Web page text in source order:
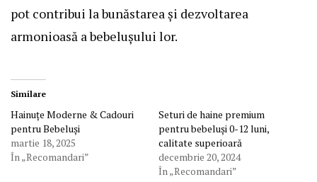
pot contribui la bunăstarea și dezvoltarea
armonioasă a bebelușului lor.
Similare
Hainuțe Moderne & Cadouri
pentru Bebeluși
martie 18, 2025
În „Recomandari”
Seturi de haine premium
pentru bebeluși 0-12 luni,
calitate superioară
decembrie 20, 2024
În „Recomandari”